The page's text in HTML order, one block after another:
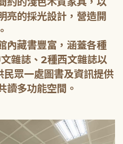
亮的採光設計，營造開
內藏書豐富，涵蓋各種
雜誌、2種西文雜誌以
眾一處圖書及資訊提供